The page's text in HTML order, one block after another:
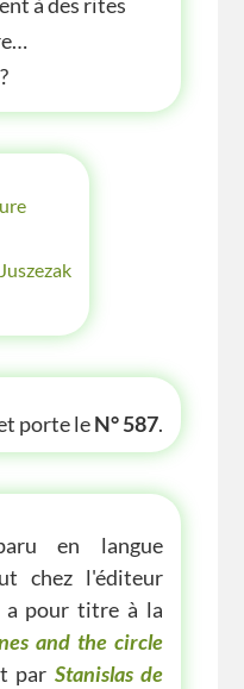
porte leN° 587.
en langue
chez l'éditeur
pour titre à la
and the circle
par Stanislas de